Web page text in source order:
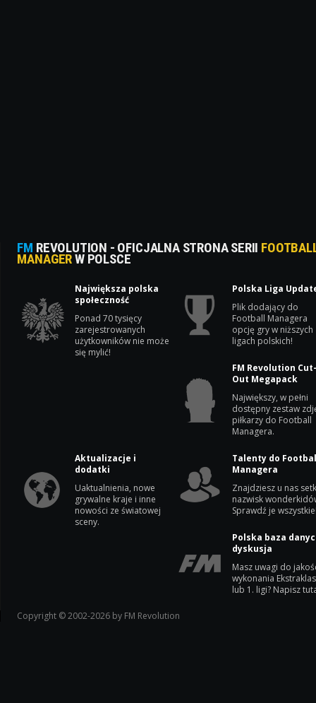
FM REVOLUTION - OFICJALNA STRONA SERII
MANAGERW POLSCE
Największa polska
społeczność
Ponad 70 tysięcy
zarejestrowanych
użytkowników nie może
się mylić!
Polska Liga
Plik dodający do
Football Managera
opcję gry w niższych
ligach polskich!
FM Revolution
Out Megapack
Największy, w pełni
dostępny zestaw
piłkarzy do Football
Managera.
Aktualizacje i
dodatki
Uaktualnienia, nowe
grywalne kraje i inne
nowości ze światowej
sceny.
Talenty do
Managera
Znajdziesz u nas
nazwisk
Sprawdź je
Polska baza
dyskusja
Masz uwagi do
wykonania
lub 1. ligi? Napisz
Copyright © 2002-2026 by FM Revolution